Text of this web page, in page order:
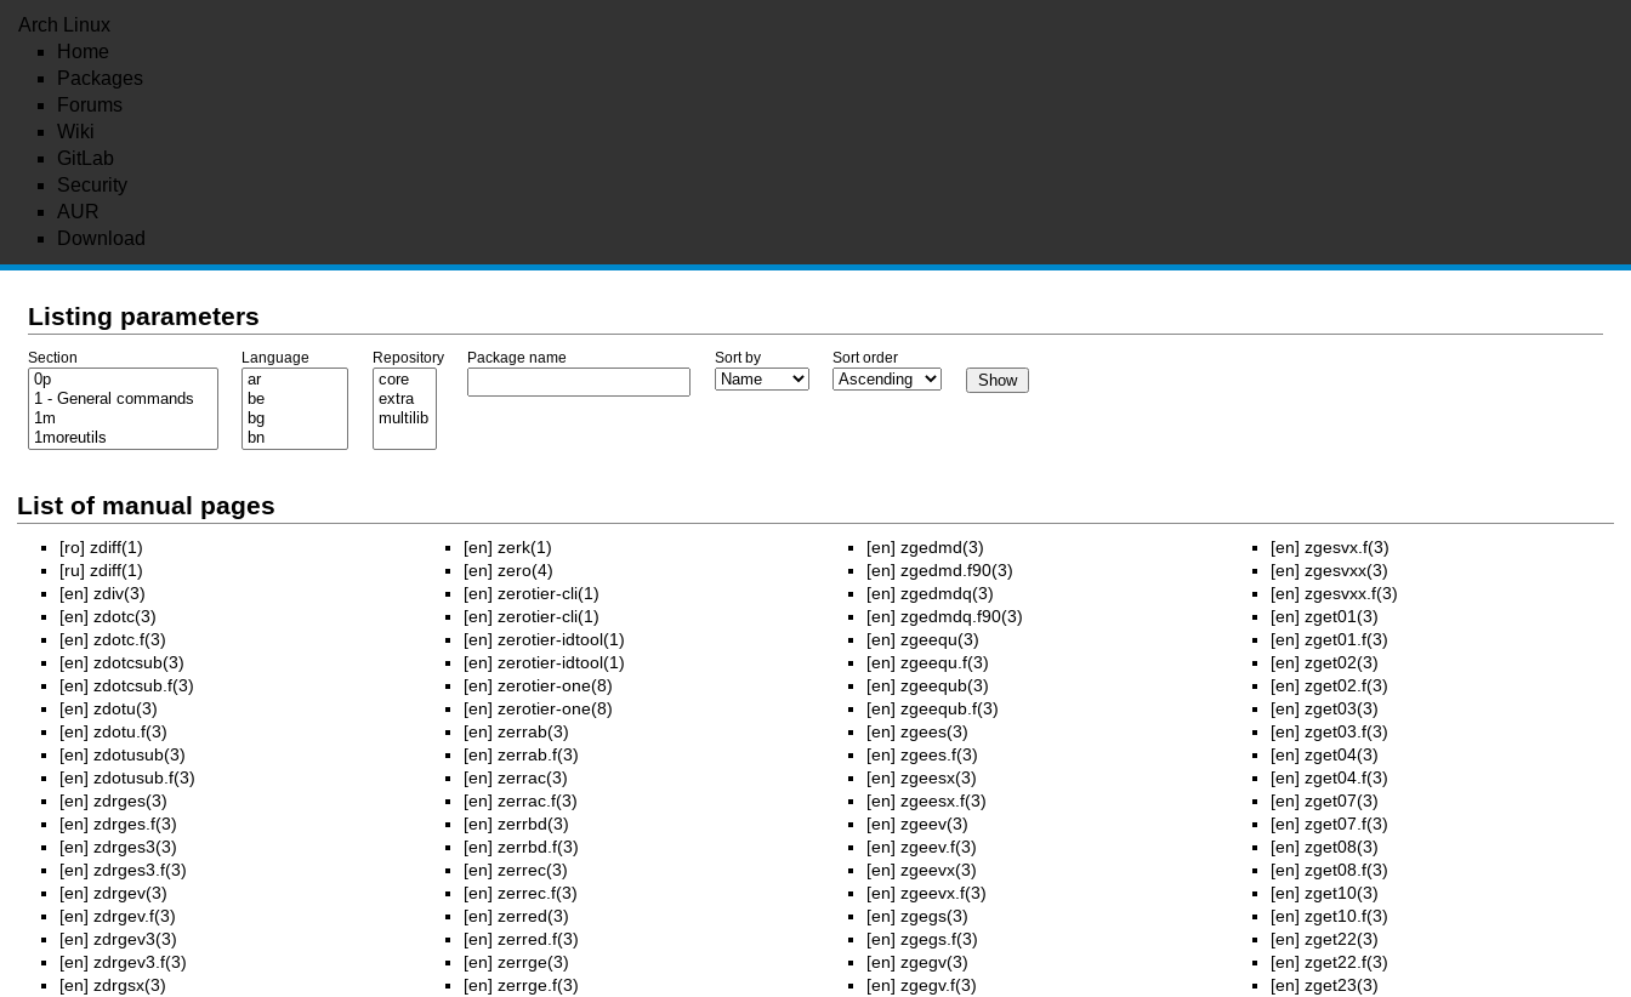
Arch Linux
Home
Packages
Forums
Wiki
GitLab
Security
AUR
Download
Listing parameters
Section Language Repository Package name Sort by Sort order
List of manual pages
[ro] zdiff(1)
[ru] zdiff(1)
[en] zdiv(3)
[en] zdotc(3)
[en] zdotc.f(3)
[en] zdotcsub(3)
[en] zdotcsub.f(3)
[en] zdotu(3)
[en] zdotu.f(3)
[en] zdotusub(3)
[en] zdotusub.f(3)
[en] zdrges(3)
[en] zdrges.f(3)
[en] zdrges3(3)
[en] zdrges3.f(3)
[en] zdrgev(3)
[en] zdrgev.f(3)
[en] zdrgev3(3)
[en] zdrgev3.f(3)
[en] zdrgsx(3)
[en] zerk(1)
[en] zero(4)
[en] zerotier-cli(1)
[en] zerotier-cli(1)
[en] zerotier-idtool(1)
[en] zerotier-idtool(1)
[en] zerotier-one(8)
[en] zerotier-one(8)
[en] zerrab(3)
[en] zerrab.f(3)
[en] zerrac(3)
[en] zerrac.f(3)
[en] zerrbd(3)
[en] zerrbd.f(3)
[en] zerrec(3)
[en] zerrec.f(3)
[en] zerred(3)
[en] zerred.f(3)
[en] zerrge(3)
[en] zerrge.f(3)
[en] zgedmd(3)
[en] zgedmd.f90(3)
[en] zgedmdq(3)
[en] zgedmdq.f90(3)
[en] zgeequ(3)
[en] zgeequ.f(3)
[en] zgeequb(3)
[en] zgeequb.f(3)
[en] zgees(3)
[en] zgees.f(3)
[en] zgeesx(3)
[en] zgeesx.f(3)
[en] zgeev(3)
[en] zgeev.f(3)
[en] zgeevx(3)
[en] zgeevx.f(3)
[en] zgegs(3)
[en] zgegs.f(3)
[en] zgegv(3)
[en] zgegv.f(3)
[en] zgesvx.f(3)
[en] zgesvxx(3)
[en] zgesvxx.f(3)
[en] zget01(3)
[en] zget01.f(3)
[en] zget02(3)
[en] zget02.f(3)
[en] zget03(3)
[en] zget03.f(3)
[en] zget04(3)
[en] zget04.f(3)
[en] zget07(3)
[en] zget07.f(3)
[en] zget08(3)
[en] zget08.f(3)
[en] zget10(3)
[en] zget10.f(3)
[en] zget22(3)
[en] zget22.f(3)
[en] zget23(3)